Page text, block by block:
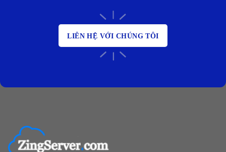
LIÊN HỆ VỚI CHÚNG TÔI